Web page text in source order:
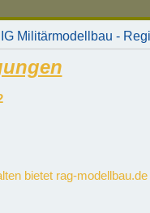
Militärmodellbau -
bietet rag-